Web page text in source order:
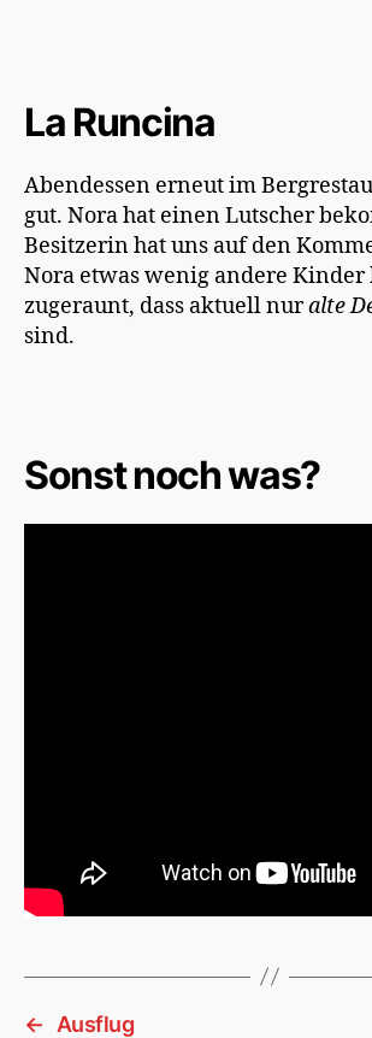
La Runcina
Abendessen erneut im
gut. Nora hat einen Lutscher
Besitzerin hat uns auf den
Nora etwas wenig andere Kinder
zugeraunt, dass aktuell nuralte
sind.
Sonst noch was?
←
Ausflug